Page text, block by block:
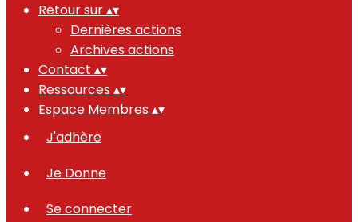
Retour sur▴▾
Dernières actions
Archives actions
Contact ▴▾
Ressources ▴▾
Espace Membres ▴▾
J'adhère
Je Donne
Se connecter